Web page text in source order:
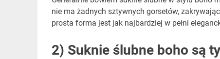
nie ma żadnych sztywnych gorsetów,
prosta forma jest jak najbardziej w pełni
2) Suknie ślubne boho są